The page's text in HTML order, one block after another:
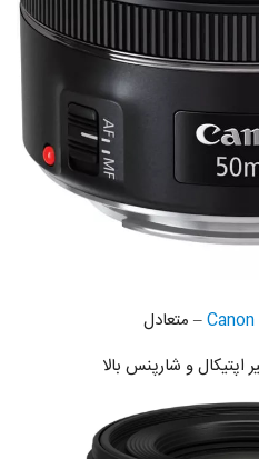
– متعادل
اپتیکال و شارپنس بالا